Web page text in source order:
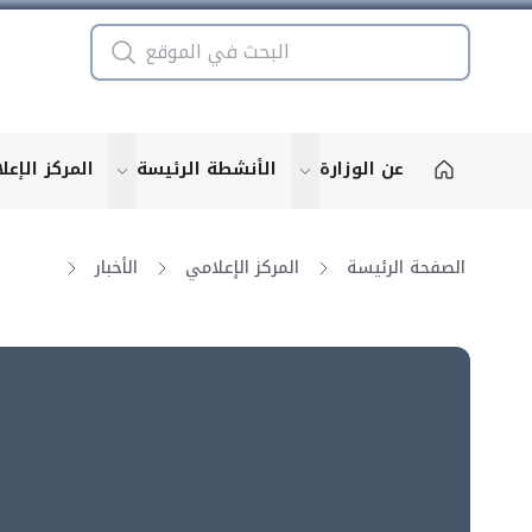
عن الوزارة show submenu for "More"
الأنشطة الرئيسة for "More"
المركز
الصفحة الرئيسة المركز الإعلامي الأخبار